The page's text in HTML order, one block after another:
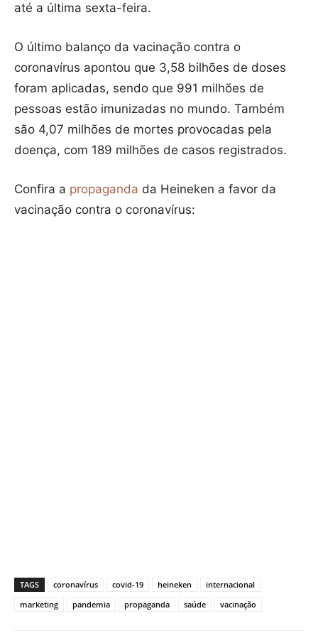
até a última sexta-feira.
O último balanço da vacinação contra o
coronavírus apontou que 3,58 bilhões de doses
foram aplicadas, sendo que 991 milhões de
pessoas estão imunizadas no mundo. Também
são 4,07 milhões de mortes provocadas pela
doença, com 189 milhões de casos registrados.
Confira a propaganda da Heineken a favor da
vacinação contra o coronavírus:
TAGS coronavírus covid-19 heineken
internacional
marketing
pandemia propaganda saúde vacinação